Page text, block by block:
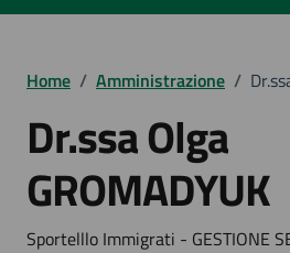
Home / Amministrazione /
Dr.ssa Olga
GROMADYUK
Sportelllo Immigrati - GESTIONE